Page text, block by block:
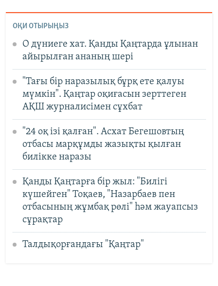
ОҚИ ОТЫРЫҢЫЗ
О дүниеге хат. Қанды Қаңтарда ұлынан
айырылған ананың шері
"Тағы бір наразылық бұрқ ете қалуы
мүмкін". Қаңтар оқиғасын зерттеген
АҚШ журналисімен сұхбат
"24 оқ ізі қалған". Асхат Бегешовтың
отбасы марқұмды жазықты қылған
билікке наразы
Қанды Қаңтарға бір жыл: "Билігі
күшейген" Тоқаев, "Назарбаев пен
отбасының жұмбақ рөлі" һәм жауапсыз
сұрақтар
Талдықорғандағы "Қаңтар"